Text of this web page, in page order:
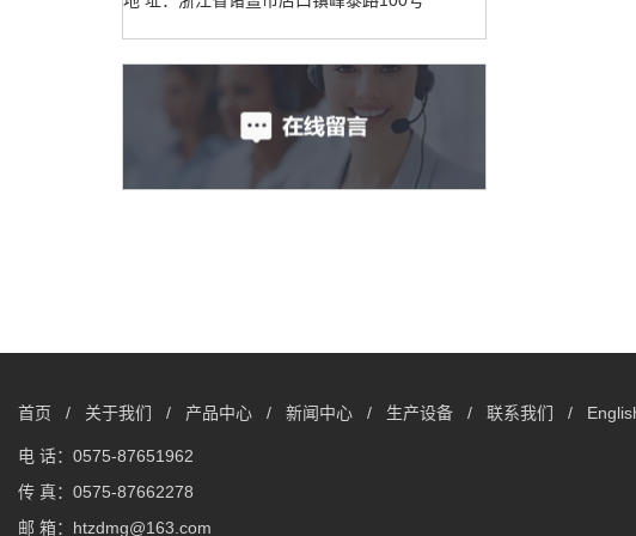
首页 / 关于我们 / 产品中心 / 新闻中心 / 生产设备 / 联系我们 /
电 话：0575-87651962
传 真：0575-87662278
邮 箱：htzdmg@163.com